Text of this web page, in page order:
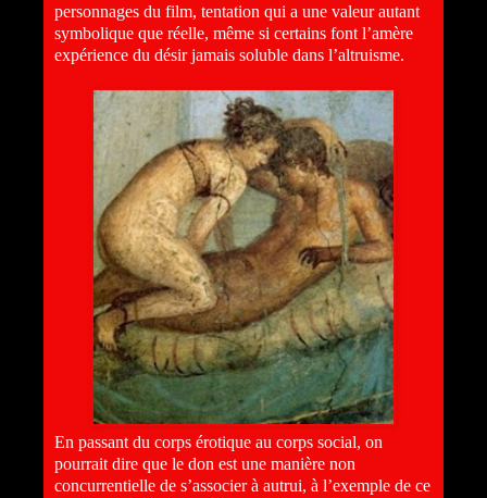
personnages du film, tentation qui a une valeur autant
symbolique que réelle, même si certains font l’amère
expérience du désir jamais soluble dans l’altruisme.
En passant du corps érotique au corps social, on
pourrait dire que le don est une manière non
concurrentielle de s’associer à autrui, à l’exemple de ce